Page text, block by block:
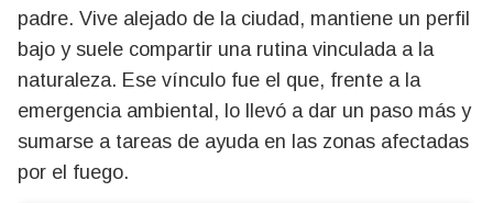
padre. Vive alejado de la ciudad, mantiene un perfil
bajo y suele compartir una rutina vinculada a la
naturaleza. Ese vínculo fue el que, frente a la
emergencia ambiental, lo llevó a dar un paso más y
sumarse a tareas de ayuda en las zonas afectadas
por el fuego.